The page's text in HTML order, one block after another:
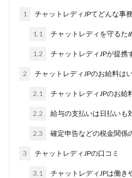
1 チャットレディJPてどんな事
1.1 チャットレディを守るた
1.2 チャットレディJPが提携
2 チャットレディJPのお給料は
2.1 チャットレディJPのお給
2.2 給与の支払いは日払いも
2.3 確定申告などの税金関
3 チャットレディJPの口コミ
3.1 チャットレディJPは働き